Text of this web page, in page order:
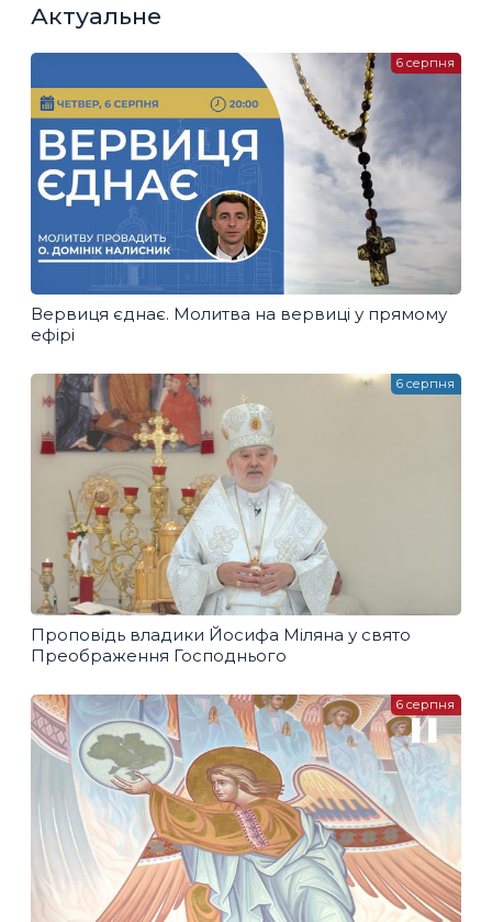
Актуальне
Вервиця єднає. Молитва на вервиці у прямому
ефірі
6 серпня
Проповідь владики Йосифа Міляна у свято
Преображення Господнього
6 серпня
6 серпня